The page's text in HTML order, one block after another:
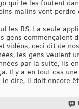
qui te les foutent
malins vont perdre
les RS. La seule
gens commençaient
vidéos, ceci dit de
les gens veulent
par la suite, ils
Il y a en tout cas
dire, il doit encore